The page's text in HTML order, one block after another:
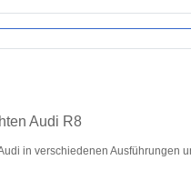
Audi R8
in verschiedenen Ausführungen